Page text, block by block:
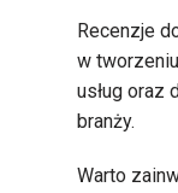
Recenzje
w
usług oraz
branży.
Warto